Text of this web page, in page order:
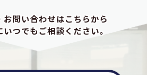
お問い合わせはこちらから
いつでもご相談ください。